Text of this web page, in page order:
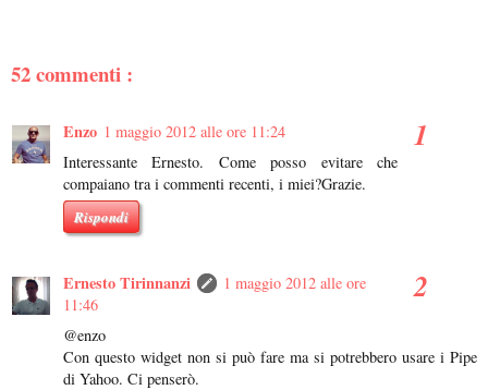
52 commenti :
Enzo 1 maggio 2012 alle ore 11:24
Interessante Ernesto. Come posso evitare che
compaiano tra i commenti recenti, i miei?Grazie.
Rispondi
Ernesto Tirinnanzi
1 maggio 2012 alle ore
11:46
@enzo
Con questo widget non si può fare ma si potrebbero usare i Pipe
di Yahoo. Ci penserò.